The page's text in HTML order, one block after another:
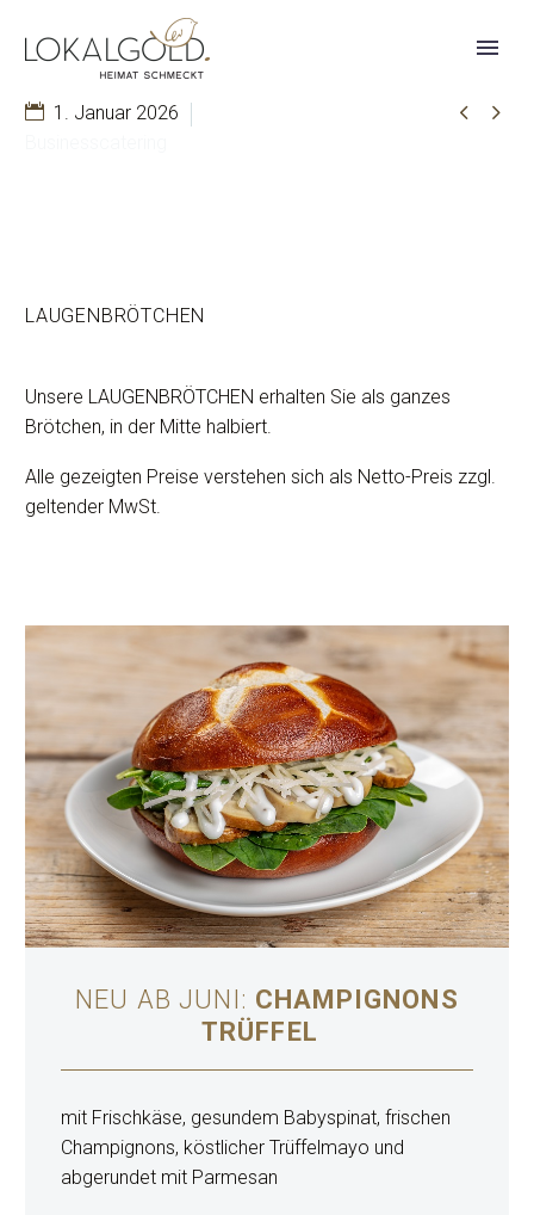
 
1. Januar 2026
LAUGENBRÖTCHEN
Unsere LAUGENBRÖTCHEN erhalten Sie als ganzes
Brötchen, in der Mitte halbiert.
Alle gezeigten Preise verstehen sich als Netto-Preis zzgl.
geltender MwSt.
NEU AB JUNI: CHAMPIGNONS
TRÜFFEL
mit Frischkäse, gesundem Babyspinat, frischen
Champignons, köstlicher Trüffelmayo und
abgerundet mit Parmesan